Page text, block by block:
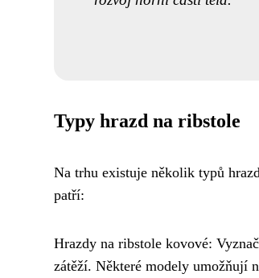
Typy hrazd na ribstole
Na trhu existuje několik typů
patří:
Hrazdy na ribstole kovové:
zátěží. Některé modely umožňují